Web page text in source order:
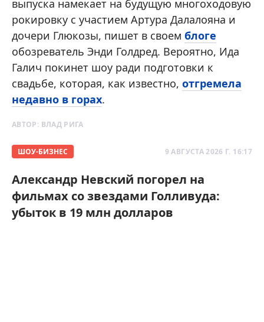
выпуска намекает на будущую многоходовую
рокировку с участием Артура Далалояна и
дочери Глюкозы, пишет в своем блоге
обозреватель Энди Голдред. Вероятно, Ида
Галич покинет шоу ради подготовки к
свадьбе, которая, как известно, отгремела
недавно в горах.
АВТОР: ВЛАД РИГА
ШОУ-БИЗНЕС 9 АВГУСТА 2026 Г. 16:17
Александр Невский погорел на
фильмах со звездами Голливуда:
убыток в 19 млн долларов